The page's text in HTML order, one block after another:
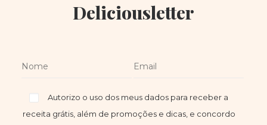
Deliciousletter
Autorizo o uso dos meus dados para receber a
receita grátis, além de promoções e dicas, e concordo